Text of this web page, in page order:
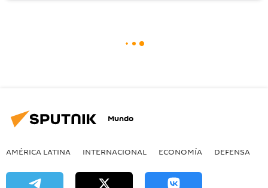
Mundo
AMÉRICA LATINA INTERNACIONAL ECONOMÍA DEFENSA